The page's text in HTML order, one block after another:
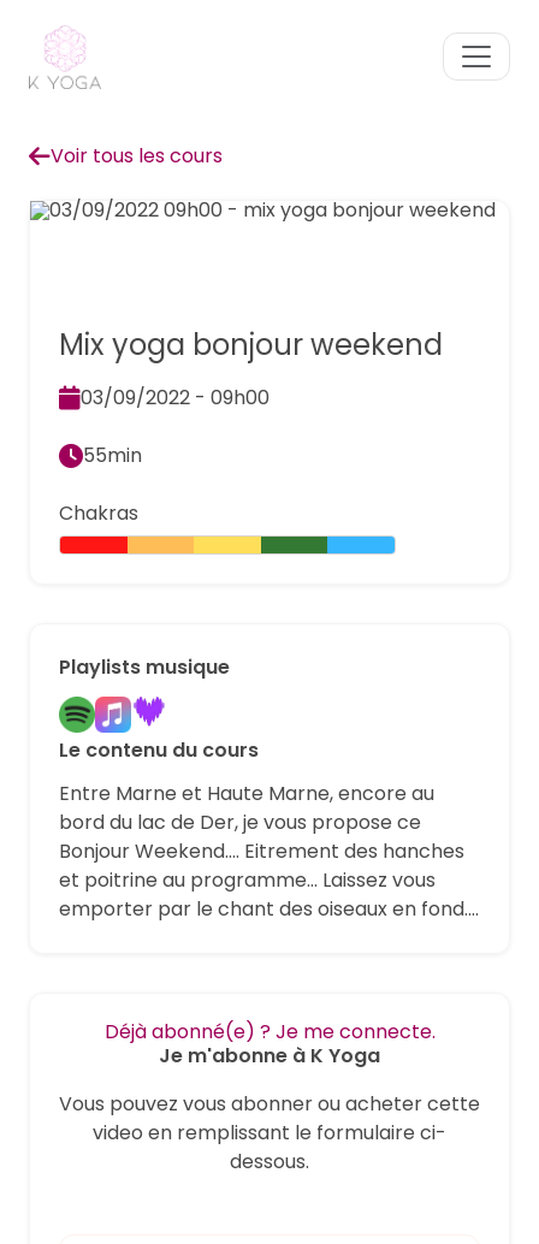
Voir tous les cours
Chakras
Mix yoga bonjour weekend
03/09/2022 - 09h00
55min
Playlists musique
Le contenu du cours
Entre Marne et Haute Marne, encore au
bord du lac de Der, je vous propose ce
Bonjour Weekend.... Eitrement des hanches
et poitrine au programme... Laissez vous
emporter par le chant des oiseaux en fond....
Déjà abonné(e) ? Je me connecte.
Je m'abonne à K Yoga
Vous pouvez vous abonner ou acheter cette
video en remplissant le formulaire ci-
dessous.